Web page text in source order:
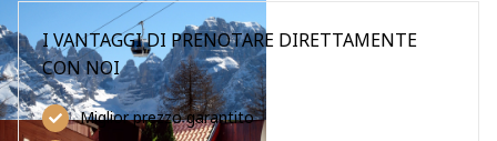
I VANTAGGI DI PRENOTARE DIRETTAMENTE
CON NOI
Miglior prezzo garantito